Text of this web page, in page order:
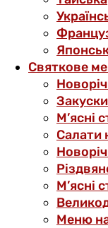
Святкове
М’ясні
Салати
М’ясні
Меню